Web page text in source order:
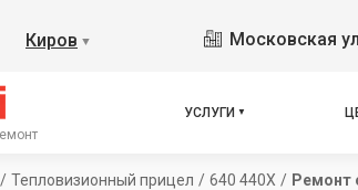
Киров ▼ Московская
УСЛУГИ
/ Тепловизионный прицел / 640 440X / Ремонт